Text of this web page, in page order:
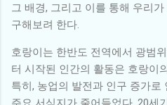
그 배경, 그리고 이를 통해 우리
구해보려 한다.
호랑이는 한반도 전역에서 광범
터 시작된 인간의 활동은 호랑이
특히, 농업의 발전과 인구 증가로